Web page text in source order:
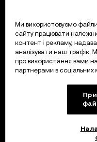
Ми використовуємо
сайту працювати
контент і рекламу,
аналізувати наш трафік.
про використання вами
партнерами в соціальних